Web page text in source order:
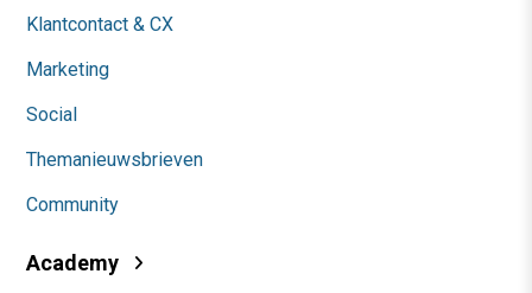
Klantcontact & CX
Marketing
Social
Themanieuwsbrieven
Community
Academy